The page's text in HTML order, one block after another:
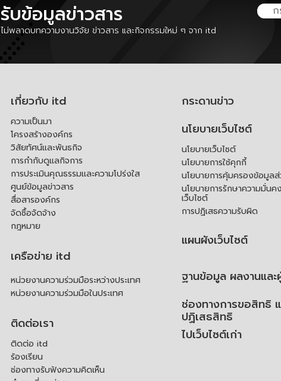
รับข้อมูลข่าวสาร
ไม่พลาดบทความงานวิจัย ข่าวสาร และกิจกรรมใหม่ ๆ จาก itd
เกี่ยวกับ itd
ความเป็นมา
โครงสร้างองค์กร
วิสัยทัศน์และพันธกิจ
การกำกับดูแลกิจการ
การประเมินคุณธรรมและความโปร่งใส
ศูนย์ข้อมูลข่าวสาร
สื่อสารองค์กร
จัดซื้อจัดจ้าง
กฎหมาย
เครือข่าย itd
หน่วยงานความร่วมมือระหว่างประเทศ
หน่วยงานความร่วมมือในประเทศ
ติดต่อเรา
ติดต่อ itd
ร้องเรียน
ช่องทางรับฟังความคิดเห็น
กระดานข่าว
นโยบายเว็บไซต์
นโยบายเว็บไซต์
นโยบายการใช้คุกกี้
นโยบายการคุ้มครองข้อมูล
นโยบายการรักษาความมั่น
เว็บไซต์
การปฏิเสธความรับผิด
แผนผังเว็บไซต์
ฐานข้อมูล ผลงานแล
ช่องทางการขอสิทธิ
ปฏิเสธสิทธิ
ไปเว็บไซต์เก่า